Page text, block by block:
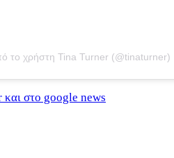
το χρήστη Tina Turner (@tinaturner)
και στο google news